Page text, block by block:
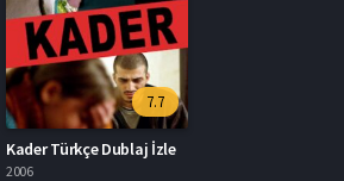
7.7
Kader Türkçe Dublaj İzle
2006